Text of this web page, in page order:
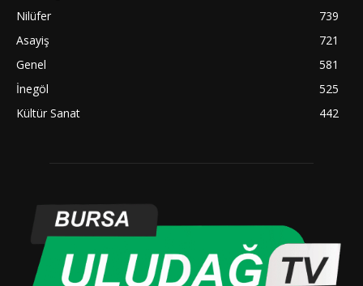
Nilüfer
739
Asayiş
721
Genel
581
İnegöl
525
Kültür Sanat
442